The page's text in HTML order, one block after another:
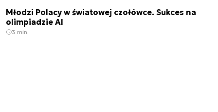
Młodzi Polacy w światowej czołówce. Sukces na
olimpiadzie AI
3 min.